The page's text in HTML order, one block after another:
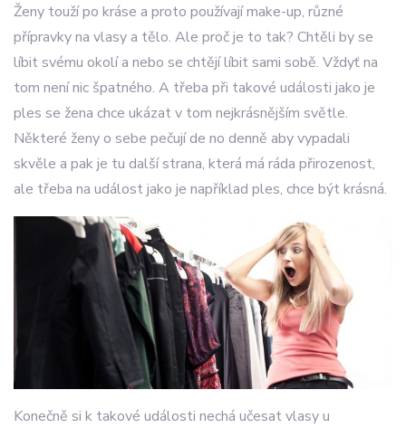
Ženy touží po kráse a proto používají make-up, různé
přípravky na vlasy a tělo. Ale proč je to tak? Chtěli by se
líbit svému okolí a nebo se chtějí líbit sami sobě. Vždyť na
tom není nic špatného. A třeba při takové události jako je
ples se žena chce ukázat v tom nejkrásnějším světle.
Některé ženy o sebe pečují de no denně aby vypadali
skvěle a pak je tu další strana, která má ráda přirozenost,
ale třeba na událost jako je například ples, chce být krásná.
Konečně si k takové události nechá učesat vlasy u